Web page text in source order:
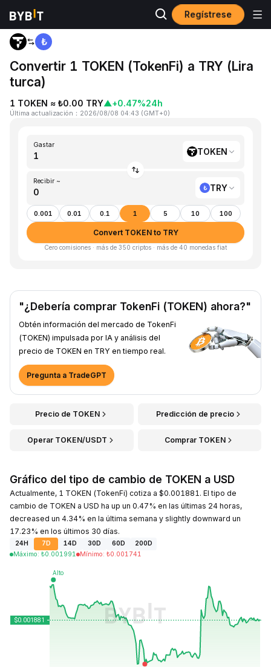
Regístrese
Inicio TOKEN to TRY
Convertir 1 TOKEN (TokenFi) a TRY (Lira
turca)
1 TOKEN ≈ ₺0.00 TRY▲+0.47%24h
Última actualización ： 2026/08/08 04:43 (GMT+0)
Gastar
TOKEN
Recibir ~
TRY
0.001 0.01 0.1 1 5 10 100
Convert TOKEN to TRY
Cero comisiones · más de 350 criptos · más de 40 monedas fiat
"¿Debería comprar TokenFi (TOKEN) ahora?"
Obtén información del mercado de TokenFi
(TOKEN) impulsada por IA y análisis del
precio de TOKEN en TRY en tiempo real.
Pregunta a TradeGPT
Precio de TOKEN Predicción de precio
Operar TOKEN/USDT Comprar TOKEN
Gráfico del tipo de cambio de TOKEN a USD
Actualmente, 1 TOKEN (TokenFi) cotiza a $0.001881. El tipo de
cambio de TOKEN a USD ha up un 0.47% en las últimas 24 horas,
decreased un 4.34% en la última semana y slightly downward un
17.23% en los últimos 30 días.
24H 7D 14D 30D 60D
200D
Máximo: ₺0.001991 Mínimo: ₺0.001741